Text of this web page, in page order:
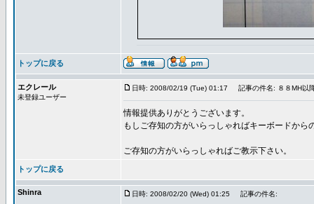
トップに戻る
エクレール
未登録ユーザー
日時: 2008/02/19 (Tue) 01:17 記事の件名: ８８MH以
情報提供ありがとうございます。
もしご存知の方がいらっしゃればキーボードか
ご存知の方がいらっしゃればご教示下さい。
トップに戻る
Shinra 日時: 2008/02/20 (Wed) 01:25 記事の件名: